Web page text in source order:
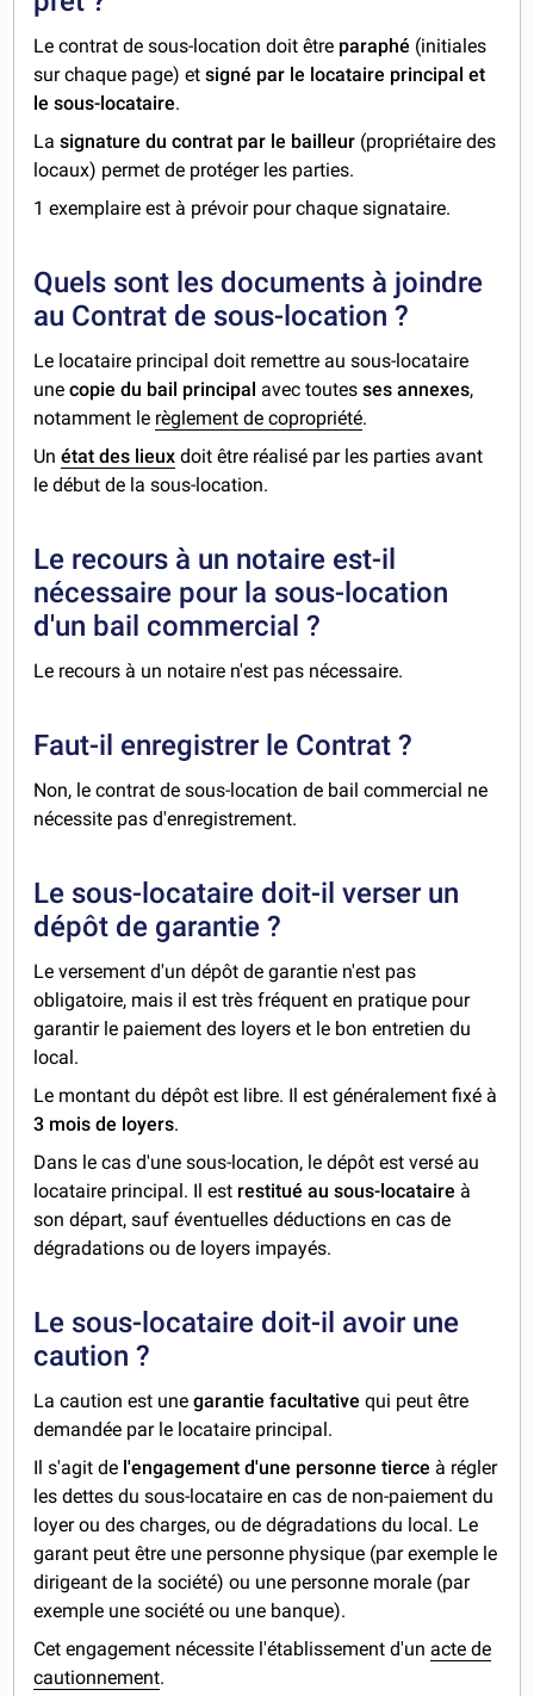
Le contrat de sous-location doit être paraphé (initiales
sur chaque page) etsigné par le locataire principal et
le sous-locataire.
Lasignature du contrat par le bailleur (propriétaire des
locaux) permet de protéger les parties.
1 exemplaire est à prévoir pour chaque signataire.
Quels sont les documents à joindre
au Contrat de sous-location ?
Le locataire principal doit remettre au sous-locataire
unecopie du bail principal avec toutesses annexes,
notamment le règlement de copropriété.
Unétat des lieux doit être réalisé par les parties avant
le début de la sous-location.
Le recours à un notaire est-il
nécessaire pour la sous-location
d'un bail commercial ?
Le recours à un notaire n'est pas nécessaire.
Faut-il enregistrer le Contrat ?
Non, le contrat de sous-location de bail commercial ne
nécessite pas d'enregistrement.
Le sous-locataire doit-il verser un
dépôt de garantie ?
Le versement d'un dépôt de garantie n'est pas
obligatoire, mais il est très fréquent en pratique pour
garantir le paiement des loyers et le bon entretien du
local.
Le montant du dépôt est libre. Il est généralement fixé à
3 mois de loyers.
Dans le cas d'une sous-location, le dépôt est versé au
locataire principal. Il est restitué au sous-locataire à
son départ, sauf éventuelles déductions en cas de
dégradations ou de loyers impayés.
Le sous-locataire doit-il avoir une
caution ?
La caution est unegarantie facultativequi peut être
demandée par le locataire principal.
Il s'agit de l'engagement d'une personne tierce à régler
les dettes du sous-locataire en cas de non-paiement du
loyer ou des charges, ou de dégradations du local. Le
garant peut être une personne physique (par exemple le
dirigeant de la société) ou une personne morale (par
exemple une société ou une banque).
Cet engagement nécessite l'établissement d'un acte de
cautionnement.